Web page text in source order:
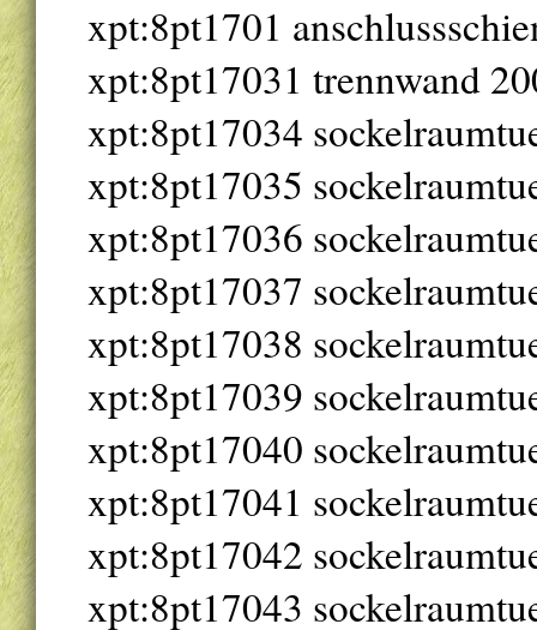
xpt:8pt1701
xpt:8pt17031 trennwand
xpt:8pt17034
xpt:8pt17035
xpt:8pt17036
xpt:8pt17037
xpt:8pt17038
xpt:8pt17039
xpt:8pt17040
xpt:8pt17041
xpt:8pt17042
xpt:8pt17043